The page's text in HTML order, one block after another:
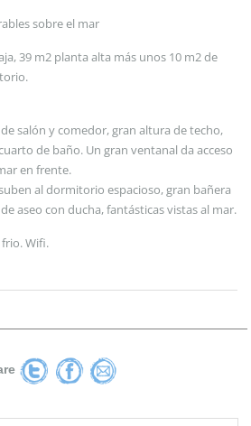
sobre el mar
39 m2 planta alta más unos 10 m2 de
salón y comedor, gran altura de techo,
de baño. Un gran ventanal da acceso
en frente.
al dormitorio espacioso, gran bañera
aseo con ducha, fantásticas vistas al mar.
Wifi.